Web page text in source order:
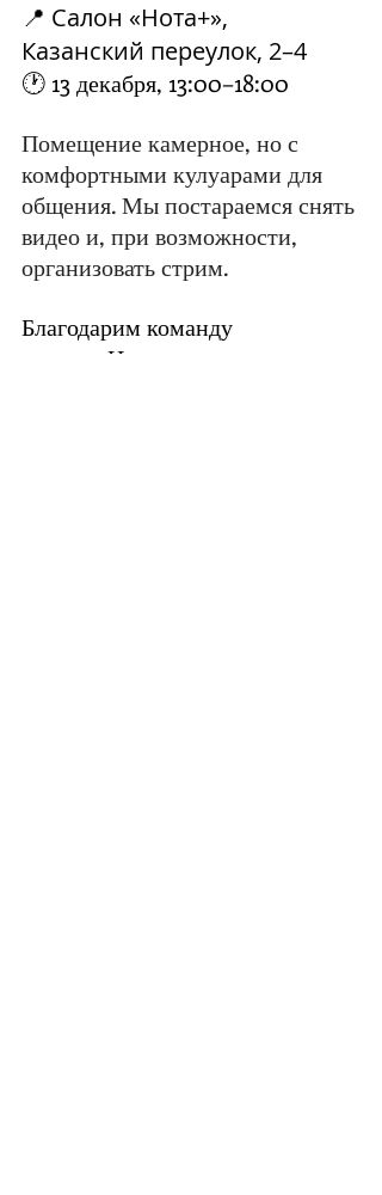
📍 Салон «Нота+»,
Казанский переулок, 2–4
🕐 13 декабря, 13:00–18:00
Помещение камерное, но с
комфортными кулуарами для
общения. Мы постараемся снять
видео и, при возможности,
организовать стрим.
Благодарим команду
салона «Нота+» за